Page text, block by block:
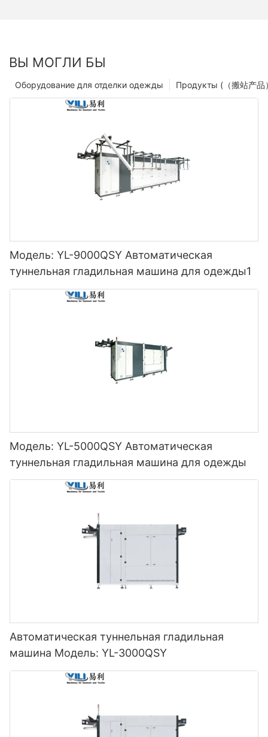
ВЫ МОГЛИ БЫ
Продукты (（搬站产品
Оборудование для отделки одежды
Модель: YL-9000QSY Автоматическая
туннельная гладильная машина для одежды1
Модель: YL-5000QSY Автоматическая
туннельная гладильная машина для одежды
Автоматическая туннельная гладильная
машина Модель: YL-3000QSY